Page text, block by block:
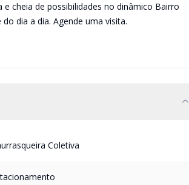
cheia de possibilidades no dinâmico Bairro
dia a dia. Agende uma visita.
Coletiva